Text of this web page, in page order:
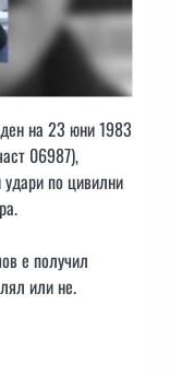
на 23 юни 1983
06987),
удари по цивилни
е получил
или не.